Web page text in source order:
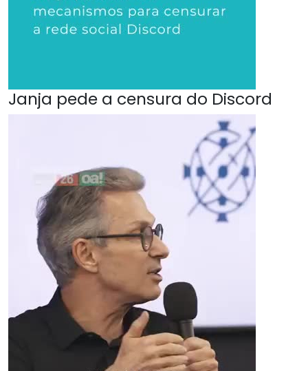
Janja pede a censura do Discord